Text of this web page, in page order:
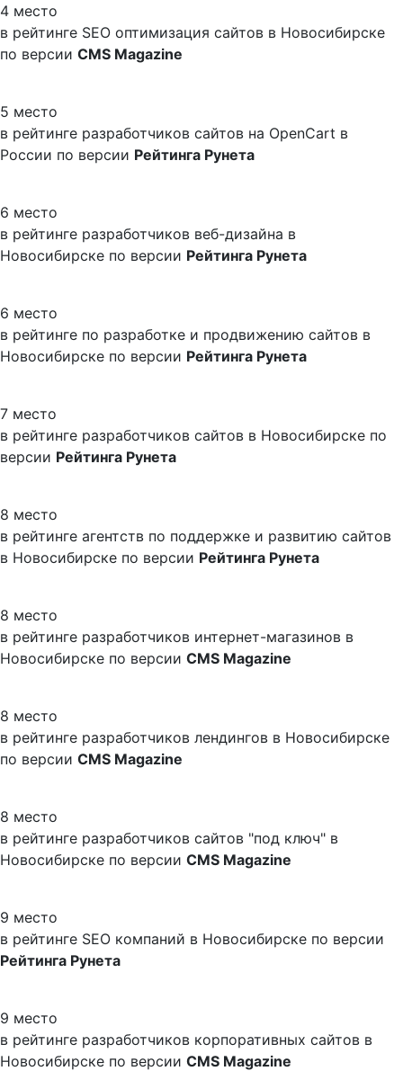
4 место
в рейтинге SEO оптимизация сайтов в Новосибирске
по версии CMS Magazine
5 место
в рейтинге разработчиков сайтов на OpenCart в
России по версии Рейтинга Рунета
6 место
в рейтинге разработчиков веб-дизайна в
Новосибирске по версии Рейтинга Рунета
6 место
в рейтинге по разработке и продвижению сайтов в
Новосибирске по версии Рейтинга Рунета
7 место
в рейтинге разработчиков сайтов в Новосибирске по
версии Рейтинга Рунета
8 место
в рейтинге агентств по поддержке и развитию сайтов
в Новосибирске по версии Рейтинга Рунета
8 место
в рейтинге разработчиков интернет-магазинов в
Новосибирске по версии CMS Magazine
8 место
в рейтинге разработчиков лендингов в Новосибирске
по версии CMS Magazine
8 место
в рейтинге разработчиков сайтов "под ключ" в
Новосибирске по версии CMS Magazine
9 место
в рейтинге SEO компаний в Новосибирске по версии
Рейтинга Рунета
9 место
в рейтинге разработчиков корпоративных сайтов в
Новосибирске по версии CMS Magazine